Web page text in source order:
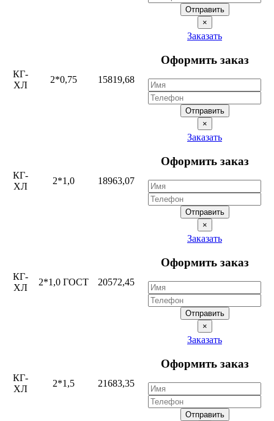
Отправить
×
КГ-
ХЛ
2*0,75 15819,68
Заказать
Оформить заказ
Отправить
×
КГ-
ХЛ
2*1,0 18963,07
Заказать
Оформить заказ
Отправить
×
КГ-
ХЛ
2*1,0 ГОСТ 20572,45
Заказать
Оформить заказ
Отправить
×
КГ-
ХЛ
2*1,5 21683,35
Заказать
Оформить заказ
Отправить